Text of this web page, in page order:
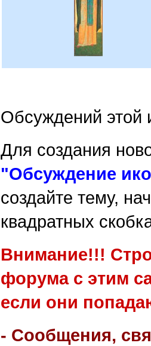
Обсуждений
Для создания
"Обсуждение
создайте тему,
квадратных
Внимание!!!
форума с этим
если они
- Сообщения,